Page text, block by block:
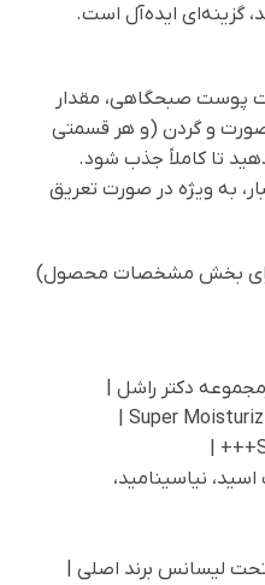
گزینه‌ای ایده‌آل است.
پوست صبحگاهی، مقدار
و گردن (و هر قسمتی
تا کاملاً جذب شود.
2 ساعت یکبار، به ویژه در صورت تعریق
بخش مشخصات محصول)
نیاسینامید،